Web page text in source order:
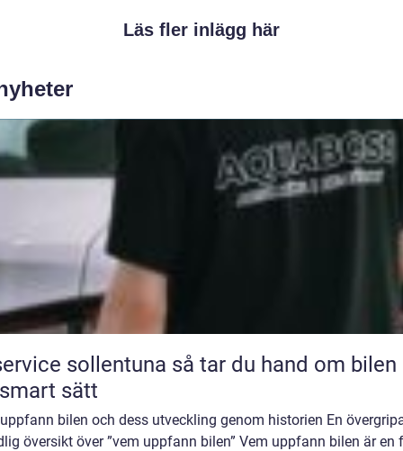
Läs fler inlägg här
sollentuna så tar du hand om bilen på
sätt
bilen och dess utveckling genom historien En
översikt över ”vem uppfann bilen” Vem uppfann bilen är en